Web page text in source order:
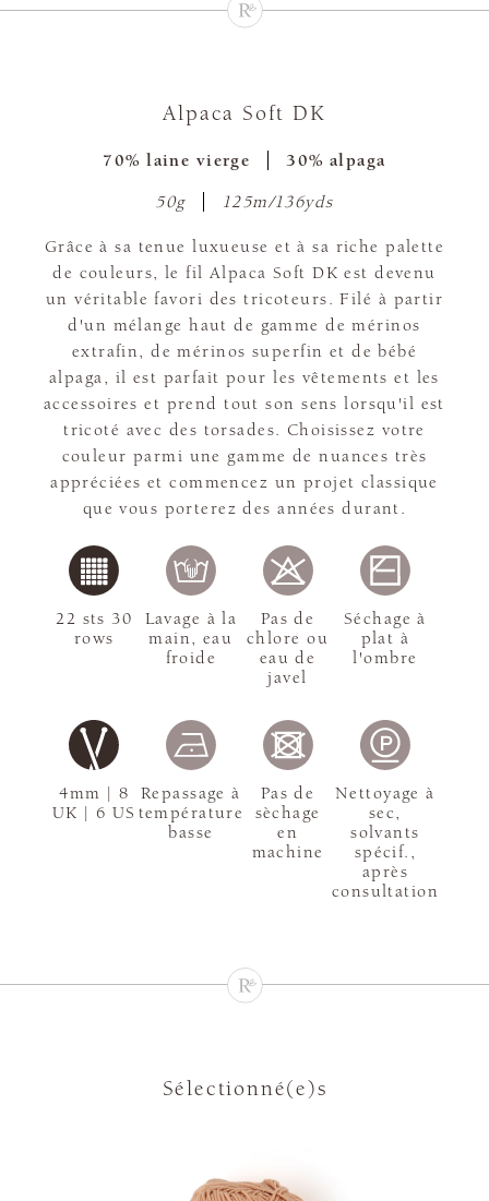
Alpaca Soft DK
70% laine vierge 30% alpaga
50g 125m/136yds
Grâce à sa tenue luxueuse et à sa riche palette
de couleurs, le fil Alpaca Soft DK est devenu
un véritable favori des tricoteurs. Filé à partir
d'un mélange haut de gamme de mérinos
extrafin, de mérinos superfin et de bébé
alpaga, il est parfait pour les vêtements et les
accessoires et prend tout son sens lorsqu'il est
tricoté avec des torsades. Choisissez votre
couleur parmi une gamme de nuances très
appréciées et commencez un projet classique
que vous porterez des années durant.
4mm | 8
UK | 6 US
22 sts 30
rows
Lavage à la
main, eau
froide
Pas de
chlore ou
eau de
javel
Séchage à
plat à
l'ombre
Repassage à
température
basse
Pas de
sèchage
en
machine
Nettoyage à
sec,
solvants
spécif.,
après
consultation
Sélectionné(e)s